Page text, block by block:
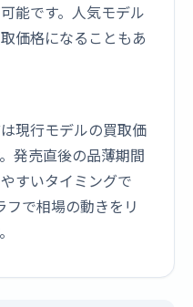
能です。人気モデル
価格になることもあ
現行モデルの買取価
発売直後の品薄期間
すいタイミングで
フで相場の動きをリ